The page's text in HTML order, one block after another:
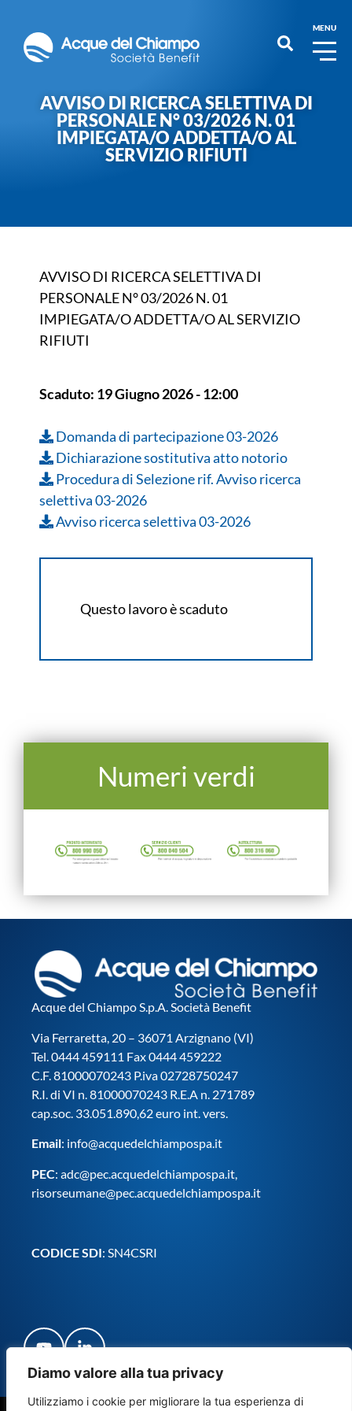
Diamo valore alla tua privacy
Utilizziamo i cookie per migliorare la tua esperienza di
MENU
AVVISO DI RICERCA SELETTIVA DI
PERSONALE N° 03/2026 N. 01
IMPIEGATA/O ADDETTA/O AL
SERVIZIO RIFIUTI
AVVISO DI RICERCA SELETTIVA DI
PERSONALE N° 03/2026 N. 01
IMPIEGATA/O ADDETTA/O AL SERVIZIO
RIFIUTI
Scaduto: 19 Giugno 2026 - 12:00
Domanda di partecipazione 03-2026
Dichiarazione sostitutiva atto notorio
Procedura di Selezione rif. Avviso ricerca
selettiva 03-2026
Avviso ricerca selettiva 03-2026
Questo lavoro è scaduto
Numeri verdi
Acque del Chiampo S.p.A. Società Benefit
Via Ferraretta, 20 – 36071 Arzignano (VI)
Tel. 0444 459111 Fax 0444 459222
C.F. 81000070243 P.iva 02728750247
R.I. di VI n. 81000070243 R.E.A n. 271789
cap.soc. 33.051.890,62 euro int. vers.
Email: info@acquedelchiampospa.it
PEC: adc@pec.acquedelchiampospa.it
risorseumane@pec.acquedelchiampospa.it
CODICE SDI: SN4CSRI